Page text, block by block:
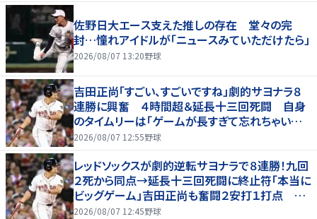
佐野日大エース支えた推しの存在 堂々の完
封…憧れアイドルが「ニュースみていただけたら」
2026/08/07 13:20野球
吉田正尚「すごい、すごいですね」劇的サヨナラ８
連勝に興奮 ４時間超＆延長十三回死闘 自身
のタイムリーは「ゲームが長すぎて忘れちゃいまし
た」
2026/08/07 12:55野球
レッドソックスが劇的逆転サヨナラで８連勝！九回
２死から同点→延長十三回死闘に終止符「本当に
ビッグゲーム」吉田正尚も奮闘２安打１打点 靴
下対決で驚異のスイープ
2026/08/07 12:45野球